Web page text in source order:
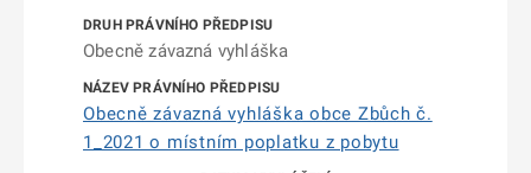
Obecně závazná vyhláška
Obecně závazná vyhláška obce Zbůch č.
1_2021 o místním poplatku z pobytu